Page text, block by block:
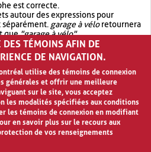
est correcte.
autour des expressions pour
garage à véloretournera
que"garage à vélo".
recherche avec OR.garage OR vélo
de résultat quegarage à vélo
TÉMOINS AFIN DE
DE NAVIGATION.
utilise des témoins de connexion
générales et offrir une meilleure
sur le site, vous acceptez
les modalités spécifiées aux conditions
les témoins de connexion en modifiant
en savoir plus sur le recours aux
de vos renseignements